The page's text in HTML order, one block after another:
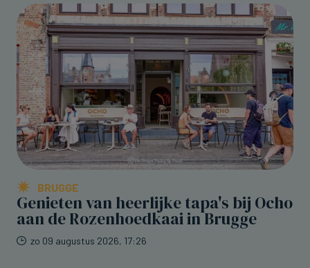
BRUGGE
Genieten van heerlijke tapa's bij Ocho
aan de Rozenhoedkaai in Brugge
zo 09 augustus 2026, 17:26